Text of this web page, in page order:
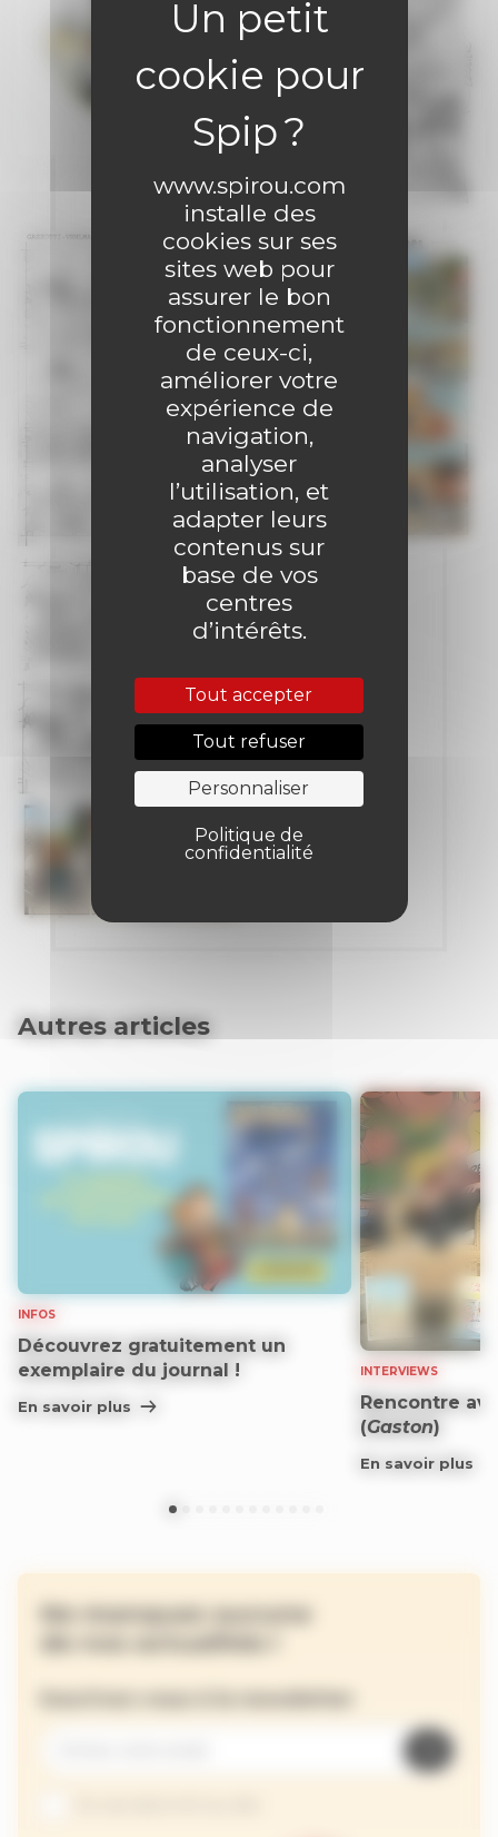
www.spirou.com
installe des
cookies sur ses
sites web pour
assurer le bon
fonctionnement
de ceux-ci,
améliorer votre
expérience de
navigation,
analyser
l’utilisation, et
adapter leurs
contenus sur
base de vos
centres
d’intérêts.
Tout accepter
Tout refuser
Personnaliser
Politique de
confidentialité
Autres articles
INFOS
Découvrez gratuitement un
exemplaire du journal !
En savoir plus
INTERVIEWS
Rencontre
(Gaston)
En savoir plus
Ne manquez aucune